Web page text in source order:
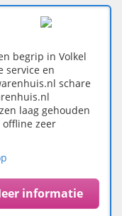
begrip in Volkel
service en
schare
laag gehouden
offline zeer
informatie